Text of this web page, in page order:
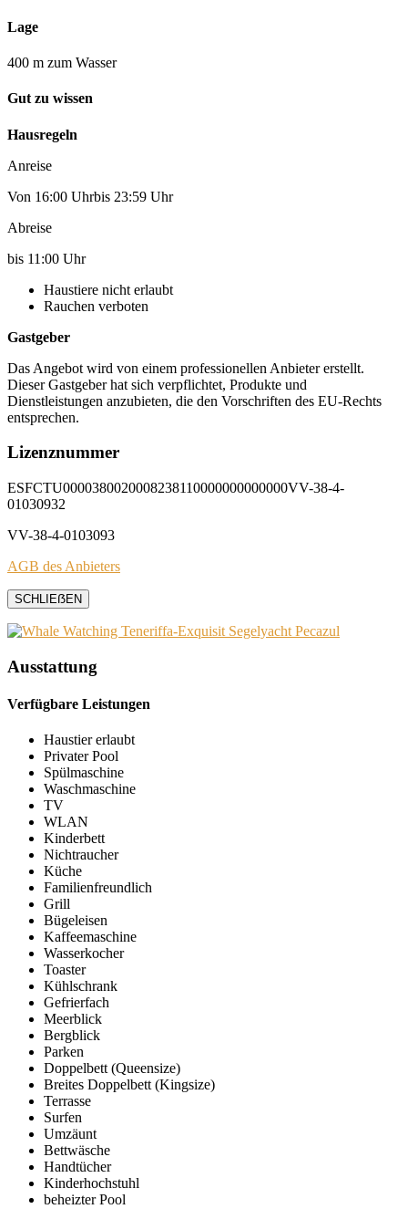
Lage
400 m zum Wasser
Gut zu wissen
Hausregeln
Anreise
Von 16:00 Uhrbis 23:59 Uhr
Abreise
bis 11:00 Uhr
Haustiere nicht erlaubt
Rauchen verboten
Gastgeber
Das Angebot wird von einem professionellen Anbieter erstellt.
Dieser Gastgeber hat sich verpflichtet, Produkte und
Dienstleistungen anzubieten, die den Vorschriften des EU-Rechts
entsprechen.
Lizenznummer
ESFCTU0000380020008238110000000000000VV-38-4-
01030932
VV-38-4-0103093
AGB des Anbieters
SCHLIEẞEN
Ausstattung
Verfügbare Leistungen
Haustier erlaubt
Privater Pool
Spülmaschine
Waschmaschine
TV
WLAN
Kinderbett
Nichtraucher
Küche
Familienfreundlich
Grill
Bügeleisen
Kaffeemaschine
Wasserkocher
Toaster
Kühlschrank
Gefrierfach
Meerblick
Bergblick
Parken
Doppelbett (Queensize)
Breites Doppelbett (Kingsize)
Terrasse
Surfen
Umzäunt
Bettwäsche
Handtücher
Kinderhochstuhl
beheizter Pool